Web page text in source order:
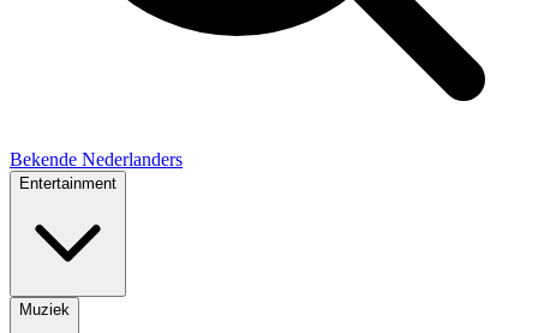
Bekende Nederlanders
Entertainment
Muziek